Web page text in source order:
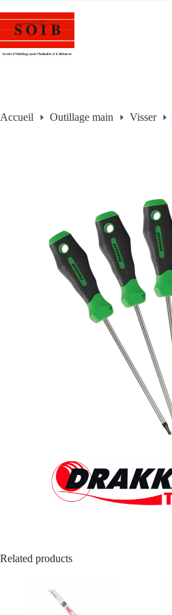
Accueil Outillage main Visser
Related products